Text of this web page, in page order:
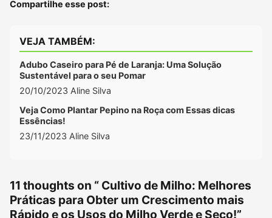
Compartilhe esse post:
VEJA TAMBÉM:
Adubo Caseiro para Pé de Laranja: Uma Solução
Sustentável para o seu Pomar
20/10/2023 Aline Silva
Veja Como Plantar Pepino na Roça com Essas dicas
Essências!
23/11/2023 Aline Silva
11 thoughts on “ Cultivo de Milho: Melhores
Práticas para Obter um Crescimento mais
Rápido e os Usos do Milho Verde e Seco!”